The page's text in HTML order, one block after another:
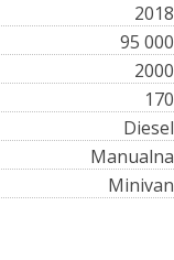
2018
95 000
2000
170
Diesel
Manualna
Minivan